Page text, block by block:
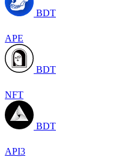
BDT
APE
BDT
NFT
BDT
API3